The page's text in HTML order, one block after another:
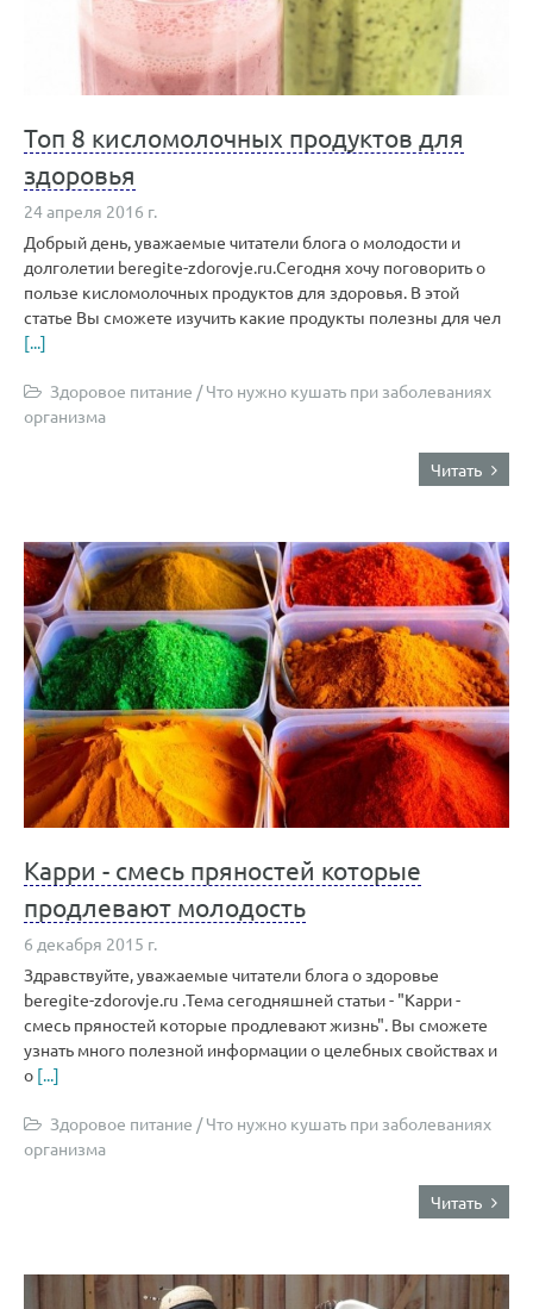
Топ 8 кисломолочных продуктов для
здоровья
24 апреля 2016 г.
Добрый день, уважаемые читатели блога о молодости и
долголетии beregite-zdorovje.ru.Сегодня хочу поговорить о
пользе кисломолочных продуктов для здоровья. В этой
статье Вы сможете изучить какие продукты полезны для чел
[...]
Здоровое питание /Что нужно кушать при заболеваниях
организма
Читать
Карри - смесь пряностей которые
продлевают молодость
6 декабря 2015 г.
Здравствуйте, уважаемые читатели блога о здоровье
beregite-zdorovje.ru .Тема сегодняшней статьи - "Карри -
смесь пряностей которые продлевают жизнь". Вы сможете
узнать много полезной информации о целебных свойствах и
о [...]
Здоровое питание /Что нужно кушать при заболеваниях
организма
Читать